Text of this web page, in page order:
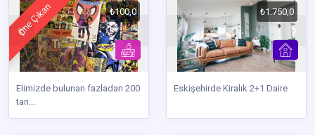
Öne Çıkan ₺100,0
Elimizde bulunan fazladan 200
tan...
₺1.750,0
Eskişehirde Kiralık 2+1 Daire